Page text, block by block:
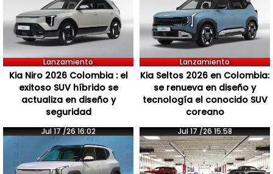
Lanzamiento
Kia Niro 2026 Colombia : el
exitoso SUV híbrido se
actualiza en diseño y
seguridad
Lanzamiento
Kia Seltos 2026 en Colombia:
se renueva en diseño y
tecnología el conocido SUV
coreano
Jul 17 /26 16:02 Jul 17 /26 15:58